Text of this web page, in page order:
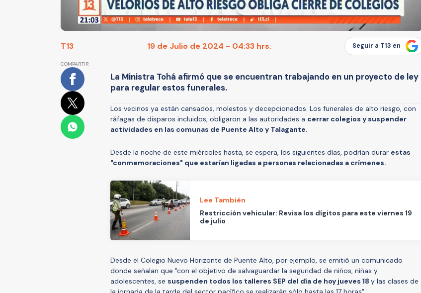
T13 19 de Julio de 2024 - 04:33 hrs. Seguir a T13 en
COMPARTIR
La Ministra Tohá afirmó que se encuentran trabajando en un proyecto de ley
para regular estos funerales.
Los vecinos ya están cansados, molestos y decepcionados. Los funerales de alto riesgo, con
ráfagas de disparos incluidos, obligaron a las autoridades a cerrar colegios y suspender
actividades en las comunas de Puente Alto y Talagante.
Desde la noche de este miércoles hasta, se espera, los siguientes días, podrían durar estas
"conmemoraciones" que estarían ligadas a personas relacionadas a crímenes.
Lee También
Restricción vehicular: Revisa los dígitos para este viernes 19
de julio
Desde el Colegio Nuevo Horizonte de Puente Alto, por ejemplo, se emitió un comunicado
donde señalan que "con el objetivo de salvaguardar la seguridad de niños, niñas y
adolescentes, se suspenden todos los talleres SEP del día de hoy jueves 18 y las clases de